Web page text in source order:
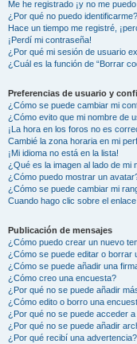
Me he registrado ¡y no me
¿Por qué no puedo identificarme?
Hace un tiempo me registré,
¡Perdí mi contraseña!
¿Por qué mi sesión de usuario
¿Cuál es la función de “Borrar
Preferencias de usuario y
¿Cómo se puede cambiar mi
¿Cómo evito que mi nombre de
¡La hora en los foros no es
Cambié la zona horaria en mi
¡Mi idioma no está en la lista!
¿Qué es la imagen al lado de mi
¿Cómo puedo mostrar un
¿Cómo se puede cambiar mi
Cuando hago clic sobre el
Publicación de mensajes
¿Cómo puedo crear un nuevo
¿Cómo se puede editar o borrar
¿Cómo se puede añadir una
¿Cómo creo una encuesta?
¿Por qué no se puede añadir
¿Cómo edito o borro una
¿Por qué no se puede acceder
¿Por qué no se puede añadir
¿Por qué recibí una advertencia?